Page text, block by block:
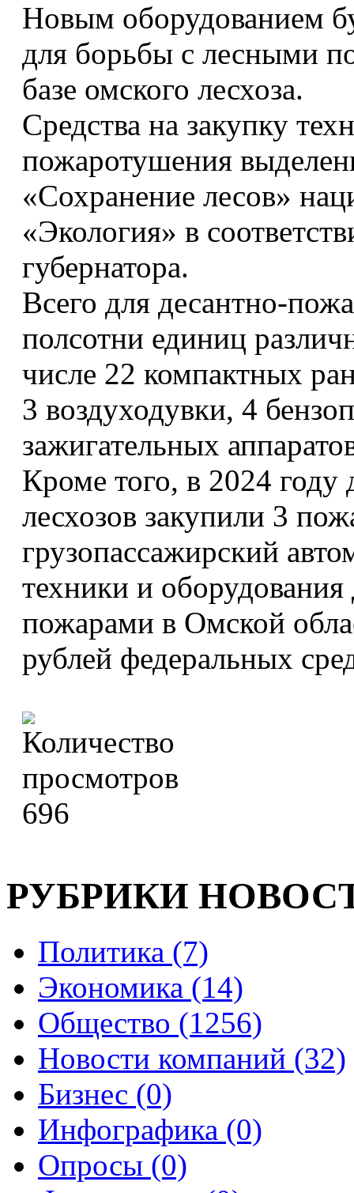
Новым оборудованием
для борьбы с лесными
базе омского лесхоза.
Средства на закупку
пожаротушения
«Сохранение лесов»
«Экология» в
губернатора.
Всего для десантно-
полсотни единиц
числе 22 компактных
3 воздуходувки, 4
зажигательных
Кроме того, в 2024
лесхозов закупили 3
грузопассажирский
техники и
пожарами в Омской
рублей федеральных
696
РУБРИКИ
Политика (7)
Экономика (14)
Общество (1256)
Новости компаний (32)
Бизнес (0)
Инфографика (0)
Опросы (0)